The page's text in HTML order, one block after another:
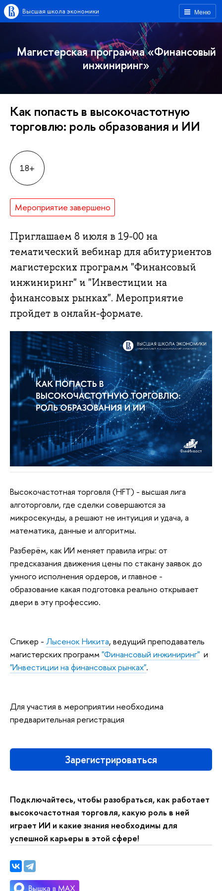
Меню
Высшая школа экономики
Магистерская программа «Финансовый
инжиниринг»
Как попасть в высокочастотную
торговлю: роль образования и ИИ
18+
Мероприятие завершено
Приглашаем 8 июля в 19-00 на
тематический вебинар для абитуриентов
магистерских программ "Финансовый
инжиниринг" и "Инвестиции на
финансовых рынках". Мероприятие
пройдет в онлайн-формате.
Высокочастотная торговля (HFT) - высшая лига
алготорговли, где сделки совершаются за
микросекунды, а решают не интуиция и удача, а
математика, данные и алгоритмы.
Разберём, как ИИ меняет правила игры: от
предсказания движения цены по стакану заявок до
умного исполнения ордеров, и главное -
образование какая подготовка реально открывает
двери в эту профессию.
Спикер - Лысенок Никита, ведущий преподаватель
магистерских программ "Финансовый инжиниринг" и
"Инвестиции на финансовых рынках".
Для участия в мероприятии необходима
предварительная регистрация
Зарегистрироваться
Подключайтесь, чтобы разобраться, как работает
высокочастотная торговля, какую роль в ней
играет ИИ и какие знания необходимы для
успешной карьеры в этой сфере!